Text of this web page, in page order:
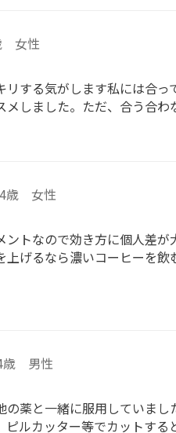
女性
リする気がします私には合
メしました。ただ、合う合
歳 女性
ントなので効き方に個人差
上げるなら濃いコーヒーを
歳 男性
の薬と一緒に服用していま
ピルカッター等でカットす